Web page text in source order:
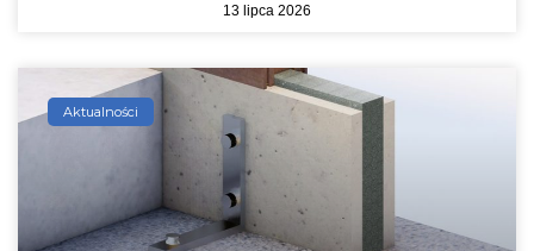
13 lipca 2026
Aktualności